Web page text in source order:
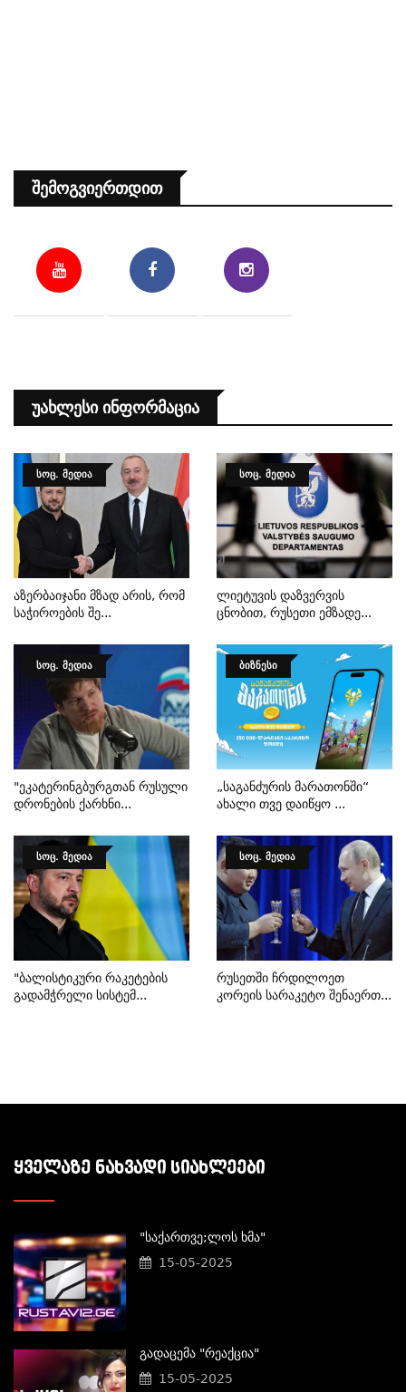
Შემოგვიერთდით
Უახლესი Ინფორმაცია
ᲡᲝᲪ. ᲛᲔᲓᲘᲐ
Აზერბაიჯანი Მზად Არის, Რომ
Საჭიროების Შე...
ᲡᲝᲪ. ᲛᲔᲓᲘᲐ
Ლიეტუვის Დაზვერვის
Ცნობით, Რუსეთი Ემზადე...
ᲡᲝᲪ. ᲛᲔᲓᲘᲐ
"ეკატერინგბურგთან Რუსული
Დრონების Ქარხნი...
ᲑᲘᲖᲜᲔᲡᲘ
„საგანძურის Მარათონში“
Ახალი Თვე Დაიწყო ...
ᲡᲝᲪ. ᲛᲔᲓᲘᲐ
"ბალისტიკური Რაკეტების
Გადამჭრელი Სისტემ...
ᲡᲝᲪ. ᲛᲔᲓᲘᲐ
Რუსეთში Ჩრდილოეთ
Კორეის Სარაკეტო Შენაერთ...
ᲧᲕᲔᲚᲐᲖᲔ ᲜᲐᲮᲕᲐᲓᲘ ᲡᲘᲐᲮᲚᲔᲔᲑᲘ
"საქართვე;ლოს Ხმა"
15-05-2025
Გადაცემა "რეაქცია"
15-05-2025